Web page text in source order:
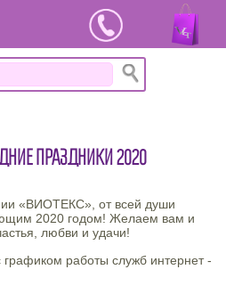
ПРАЗДНИКИ 2020
«ВИОТЕКС», от всей души
2020 годом! Желаем вам и
любви и удачи!
графиком работы служб интернет -